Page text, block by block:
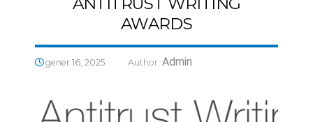
AWARDS
gener 16, 2025 Author: Admin